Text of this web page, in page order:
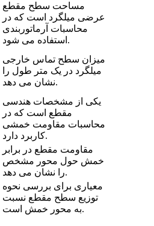
مساحت سطح مقطع
عرضی میلگرد است که در
محاسبات آرماتوربندی
استفاده می شود.
میزان سطح تماس خارجی
میلگرد در یک متر طول را
نشان می دهد.
یکی از مشخصات هندسی
مقطع است که در
محاسبات مقاومت خمشی
کاربرد دارد.
مقاومت مقطع در برابر
خمش حول محور مشخص
را نشان می دهد.
معیاری برای بررسی نحوه
توزیع سطح مقطع نسبت
به محور خمش است.